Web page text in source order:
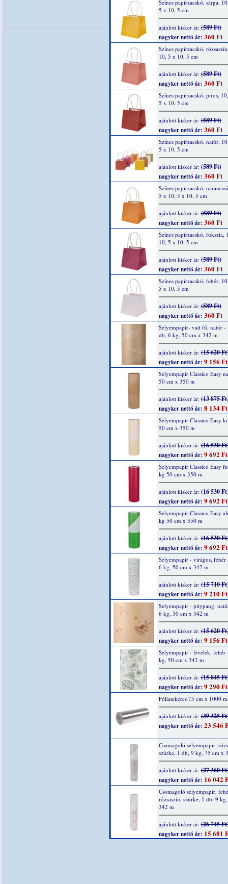
Színes papírzacskó, sárga,
5 x 10, 5 cm
ajánlott kisker ár:(589 Ft)
nagyker nettó ár: 360 Ft
Színes papírzacskó,
10, 5 x 10, 5 cm
ajánlott kisker ár:(589 Ft)
nagyker nettó ár: 360 Ft
Színes papírzacskó, piros,
5 x 10, 5 cm
ajánlott kisker ár:(589 Ft)
nagyker nettó ár: 360 Ft
Színes papírzacskó, natúr,
5 x 10, 5 cm
ajánlott kisker ár:(589 Ft)
nagyker nettó ár: 360 Ft
Színes papírzacskó,
5 x 10, 5 x 10, 5 cm
ajánlott kisker ár:(589 Ft)
nagyker nettó ár: 360 Ft
Színes papírzacskó, fukszia,
10, 5 x 10, 5 cm
ajánlott kisker ár:(589 Ft)
nagyker nettó ár: 360 Ft
Színes papírzacskó, fehér,
5 x 10, 5 cm
ajánlott kisker ár:(589 Ft)
nagyker nettó ár: 360 Ft
Selyempapír- vad fű, natúr -
db, 6 kg, 50 cm x 342 m
ajánlott kisker ár:(15 620
nagyker nettó ár: 9 156 Ft
Selyempapír Classico Easy
50 cm x 350 m
ajánlott kisker ár:(13 875
nagyker nettó ár: 8 134 Ft
Selyempapír Classico Easy
50 cm x 350 m
ajánlott kisker ár:(16 530
nagyker nettó ár: 9 692 Ft
Selyempapír Classico Easy
kg 50 cm x 350 m
ajánlott kisker ár:(16 530
nagyker nettó ár: 9 692 Ft
Selyempapír Classico Easy
kg 50 cm x 350 m
ajánlott kisker ár:(16 530
nagyker nettó ár: 9 692 Ft
Selyempapír - virágos, fehér
6 kg, 50 cm x 342 m
ajánlott kisker ár:(15 710
nagyker nettó ár: 9 210 Ft
Selyempapír - pitypang,
6 kg, 50 cm x 342 m
ajánlott kisker ár:(15 620
nagyker nettó ár: 9 156 Ft
Selyempapír - levelek, fehér
kg, 50 cm x 342 m
ajánlott kisker ár:(15 845
nagyker nettó ár: 9 290 Ft
Fóliatekercs 75 cm x 1000 m
ajánlott kisker ár:(39 325
nagyker nettó ár: 23 546
Csomagoló selyempapír,
szürke, 1 db, 9 kg, 75 cm x
ajánlott kisker ár:(27 360
nagyker nettó ár: 16 042
Csomagoló selyempapír,
rózsaszín, szürke, 1 db, 9
342 m
ajánlott kisker ár:(26 745
nagyker nettó ár: 15 681